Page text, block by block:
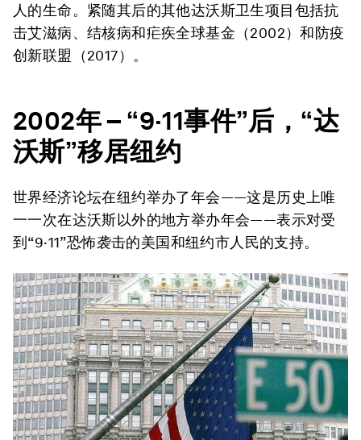
人的生命。紧随其后的其他达沃斯卫生项目包括抗
击艾滋病、结核病和疟疾全球基金（2002）和防疫
创新联盟（2017）。
2002年– “9·11事件”后， “达
沃斯”移居纽约
世界经济论坛在纽约举办了年会——这是历史上唯
一一次在达沃斯以外的地方举办年会——表示对受
到“9·11”恐怖袭击的美国和纽约市人民的支持。